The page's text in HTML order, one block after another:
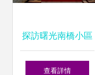
探訪曙光南橋小區
上海禧鑫裝飾的住
查看詳情